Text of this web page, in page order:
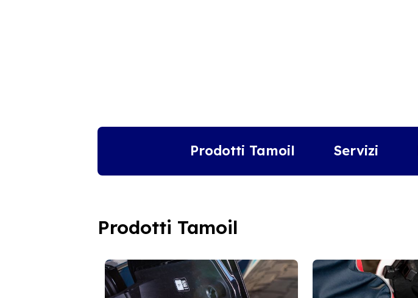
Prodotti Tamoil Servizi
Prodotti Tamoil